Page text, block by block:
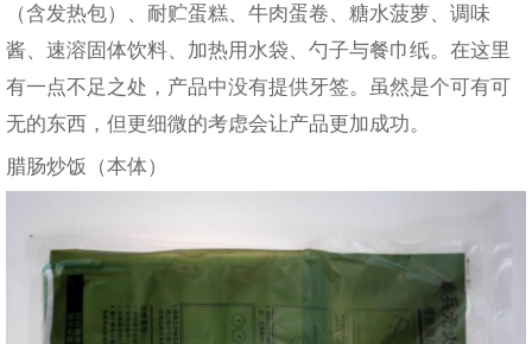
（含发热包）、耐贮蛋糕、牛肉蛋卷、糖水菠萝、调味
酱、速溶固体饮料、加热用水袋、勺子与餐巾纸。在这里
有一点不足之处，产品中没有提供牙签。虽然是个可有可
无的东西，但更细微的考虑会让产品更加成功。
腊肠炒饭（本体）